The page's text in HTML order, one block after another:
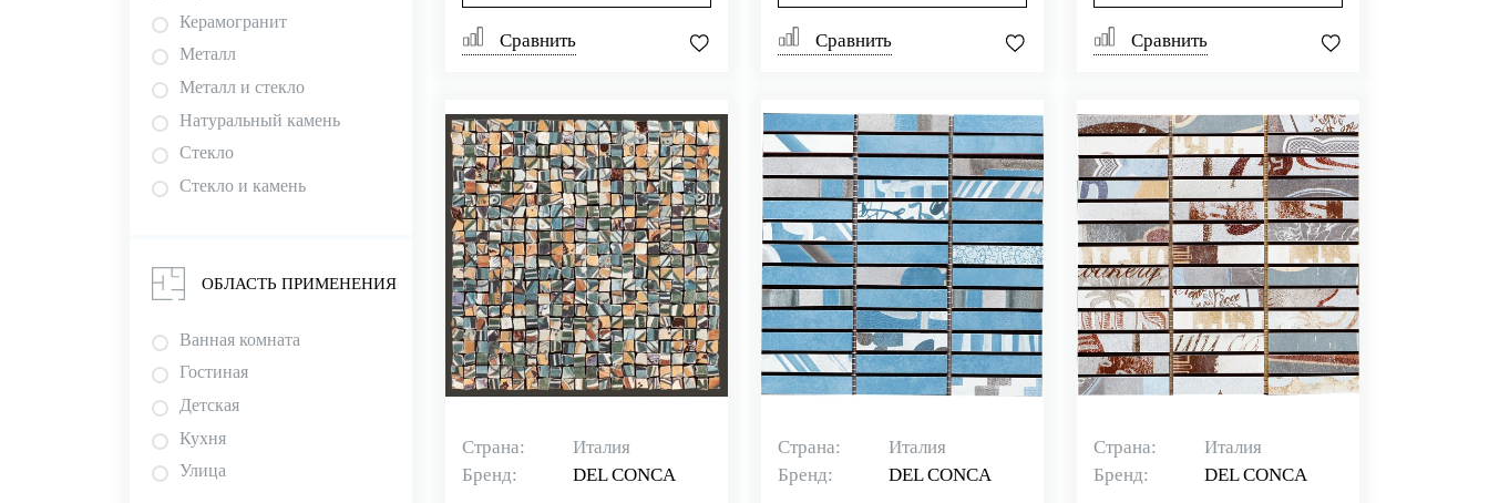
Керамогранит
Металл
Металл и стекло
Натуральный камень
Стекло
Стекло и камень
ОБЛАСТЬ ПРИМЕНЕНИЯ
Ванная комната
Гостиная
Детская
Кухня
Улица
Сравнить Сравнить Сравнить
Страна:
Италия
Бренд:
DEL CONCA
Страна:
Италия
Бренд:
DEL CONCA
Страна:
Италия
Бренд:
DEL CONCA